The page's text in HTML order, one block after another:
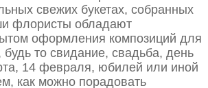
свежих букетах, собранных
флористы обладают
оформления композиций для
то свидание, свадьба, день
14 февраля, юбилей или иной
как можно порадовать